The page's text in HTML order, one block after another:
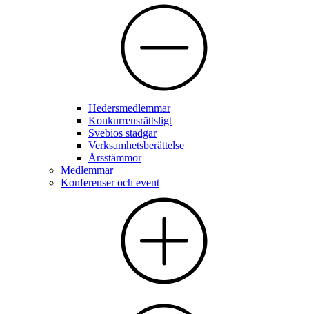
Hedersmedlemmar
Konkurrensrättsligt
Svebios stadgar
Verksamhetsberättelse
Årsstämmor
Medlemmar
Konferenser och event